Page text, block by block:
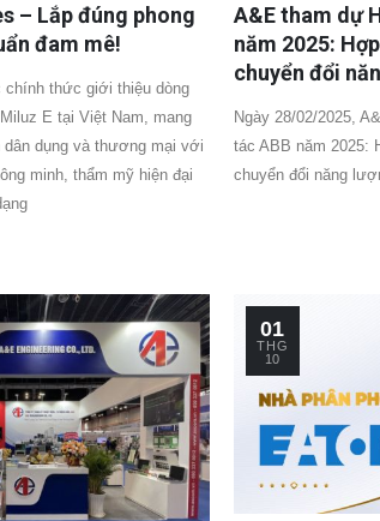
– Lắp đúng phong
đam mê!
chính thức giới thiệu dòng
E tại Việt Nam, mang
dân dụng và thương mại với
minh, thẩm mỹ hiện đại
A&E tham dự
năm 2025:
chuyển đổi
Ngày 28/02/2025,
tác ABB năm 2025:
chuyển đổi năng
01
THG
10